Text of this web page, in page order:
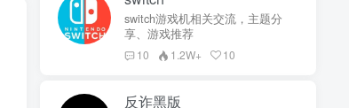
switch游戏机相关交流，主题分
享、游戏推荐
10 1.2W+ 10
反诈黑版